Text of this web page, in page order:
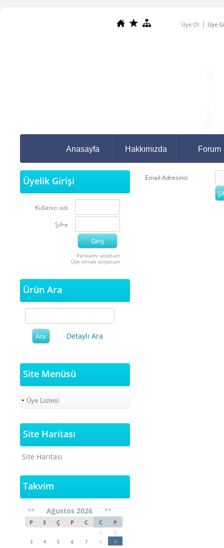
Üye Ol Üye
Anasayfa Hakkımızda Forum
Üyelik Girişi
Kullanıcı adı
Şifre
Parolamı unuttum
Üye olmak istiyorum
Ürün Ara
Detaylı Ara
Site Menüsü
Üye Listesi
Site Haritası
Site Haritası
Takvim
<< Ağustos 2026 >>
P S Ç P C C P
1
2
3
4 5 6 7 8
9
Email Adresiniz